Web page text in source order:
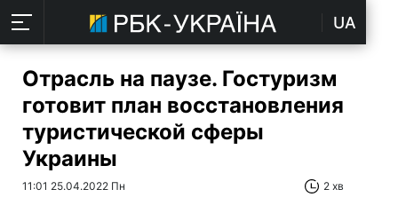
UA
Отрасль на паузе. Гостуризм
готовит план восстановления
туристической сферы
Украины
11:01 25.04.2022 Пн 2 хв